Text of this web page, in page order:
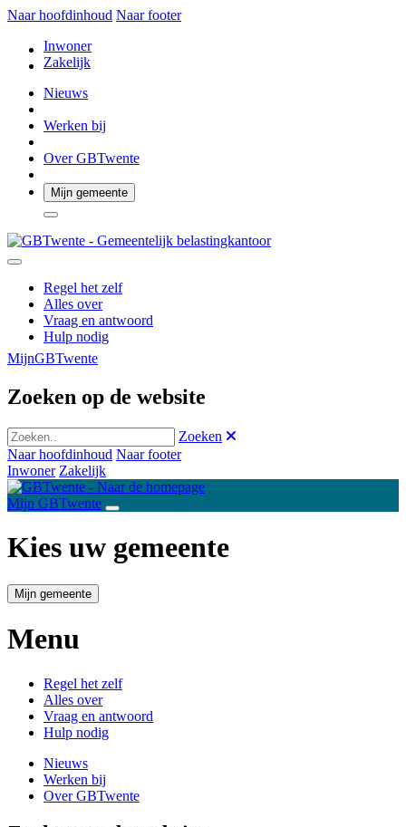
Naar hoofdinhoud Naar footer
Inwoner
Zakelijk
Nieuws
Werken bij
Over GBTwente
Mijn gemeente
Regel het zelf
Alles over
Vraag en antwoord
Hulp nodig
MijnGBTwente
Zoeken op de website
Zoeken
Naar hoofdinhoud Naar footer
Inwoner Zakelijk
Mijn GBTwente
Kies uw gemeente
Mijn gemeente
Menu
Regel het zelf
Alles over
Vraag en antwoord
Hulp nodig
Nieuws
Werken bij
Over GBTwente